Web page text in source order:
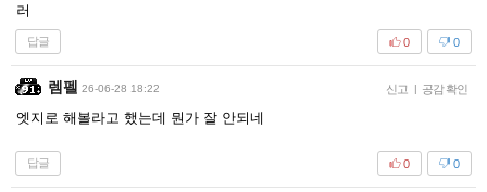
러
답글 0
0
렘펠 26-06-28 18:22 신고 공감 확인
엣지로 해볼라고 했는데 뭔가 잘 안되네
답글 0
0